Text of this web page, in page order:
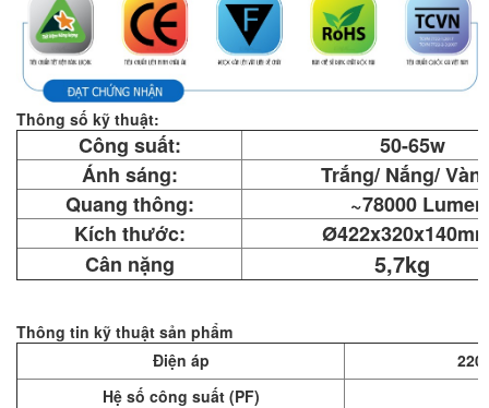
Thông số kỹ thuật:
Công suất:
50-65w
Ánh sáng:
Trắng/ Nắng/
Quang thông:
~78000 Lumen
Kích thước:
Cân nặng
5,7kg
Thông tin kỹ thuật sản phẩm
Điện áp
220
Hệ số công suất (PF)